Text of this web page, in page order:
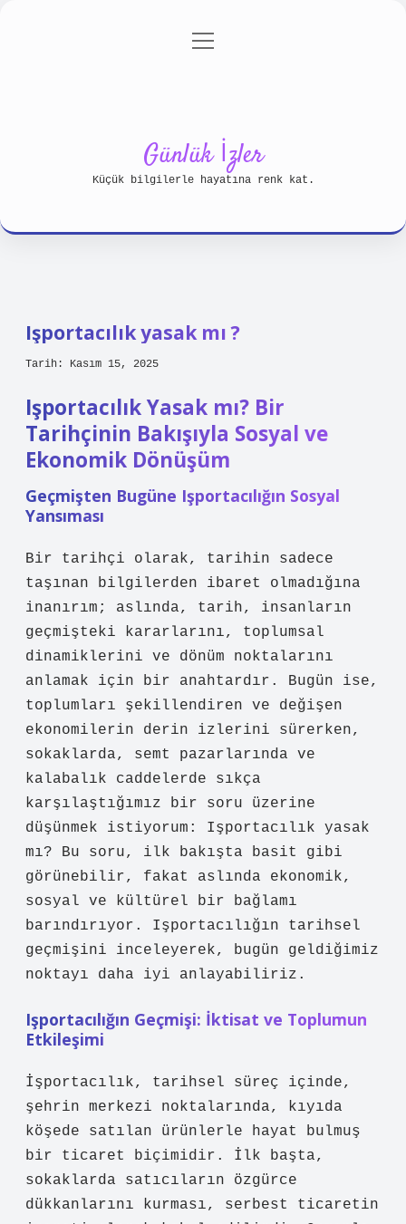
Gizlilik Politikası
menüyü
Günlük İzler
Küçük bilgilerle hayatına renk kat.
Işportacılık yasak mı ?
Tarih: Kasım 15, 2025
Işportacılık Yasak mı? Bir
Tarihçinin Bakışıyla Sosyal ve
Ekonomik Dönüşüm
Geçmişten Bugüne Işportacılığın Sosyal
Yansıması
Bir tarihçi olarak, tarihin sadece
taşınan bilgilerden ibaret olmadığına
inanırım; aslında, tarih, insanların
geçmişteki kararlarını, toplumsal
dinamiklerini ve dönüm noktalarını
anlamak için bir anahtardır. Bugün ise,
toplumları şekillendiren ve değişen
ekonomilerin derin izlerini sürerken,
sokaklarda, semt pazarlarında ve
kalabalık caddelerde sıkça
karşılaştığımız bir soru üzerine
düşünmek istiyorum: Işportacılık yasak
mı? Bu soru, ilk bakışta basit gibi
görünebilir, fakat aslında ekonomik,
sosyal ve kültürel bir bağlamı
barındırıyor. Işportacılığın tarihsel
geçmişini inceleyerek, bugün geldiğimiz
noktayı daha iyi anlayabiliriz.
Işportacılığın Geçmişi: İktisat ve Toplumun
Etkileşimi
İşportacılık, tarihsel süreç içinde,
şehrin merkezi noktalarında, kıyıda
köşede satılan ürünlerle hayat bulmuş
bir ticaret biçimidir. İlk başta,
sokaklarda satıcıların özgürce
dükkanlarını kurması, serbest ticaretin